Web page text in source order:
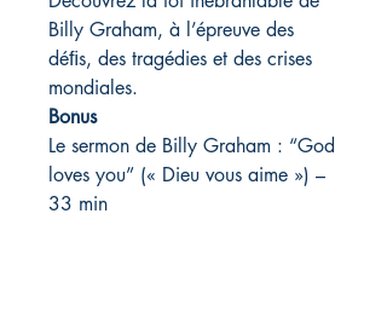
Billy Graham, à l’épreuve des
déﬁs, des tragédies et des crises
mondiales.
Bonus
Le sermon de Billy Graham : “God
loves you” (« Dieu vous aime ») –
33 min